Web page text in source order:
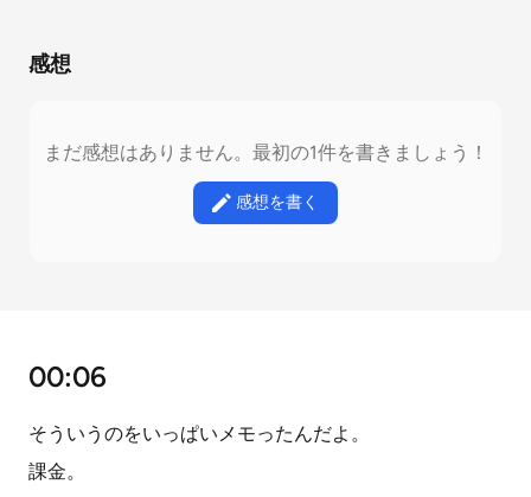
感想
まだ感想はありません。最初の1件を書きましょう！
感想を書く
00:06
そういうのをいっぱいメモったんだよ。
課金。